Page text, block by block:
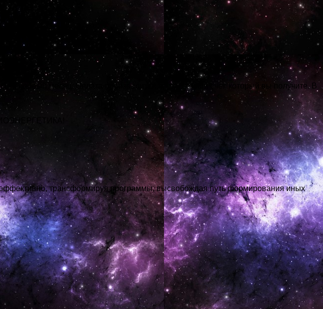
первый месяц. Оплата производится на расчетный счет, который вы получите. В
трансформируя программы, высвобождая путь формирования иных